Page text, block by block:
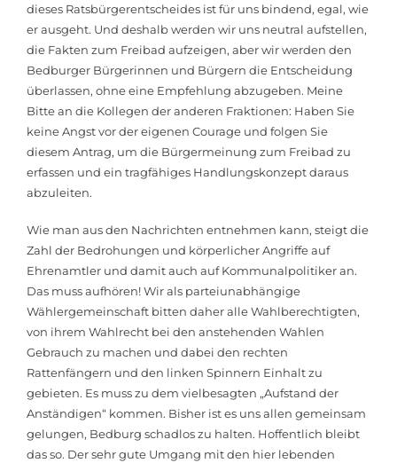
dieses Ratsbürgerentscheides ist für uns bindend, egal, wie
er ausgeht. Und deshalb werden wir uns neutral aufstellen,
die Fakten zum Freibad aufzeigen, aber wir werden den
Bedburger Bürgerinnen und Bürgern die Entscheidung
überlassen, ohne eine Empfehlung abzugeben. Meine
Bitte an die Kollegen der anderen Fraktionen: Haben Sie
keine Angst vor der eigenen Courage und folgen Sie
diesem Antrag, um die Bürgermeinung zum Freibad zu
erfassen und ein tragfähiges Handlungskonzept daraus
abzuleiten.
Wie man aus den Nachrichten entnehmen kann, steigt die
Zahl der Bedrohungen und körperlicher Angriffe auf
Ehrenamtler und damit auch auf Kommunalpolitiker an.
Das muss aufhören! Wir als parteiunabhängige
Wählergemeinschaft bitten daher alle Wahlberechtigten,
von ihrem Wahlrecht bei den anstehenden Wahlen
Gebrauch zu machen und dabei den rechten
Rattenfängern und den linken Spinnern Einhalt zu
gebieten. Es muss zu dem vielbesagten „Aufstand der
Anständigen“ kommen. Bisher ist es uns allen gemeinsam
gelungen, Bedburg schadlos zu halten. Hoffentlich bleibt
das so. Der sehr gute Umgang mit den hier lebenden